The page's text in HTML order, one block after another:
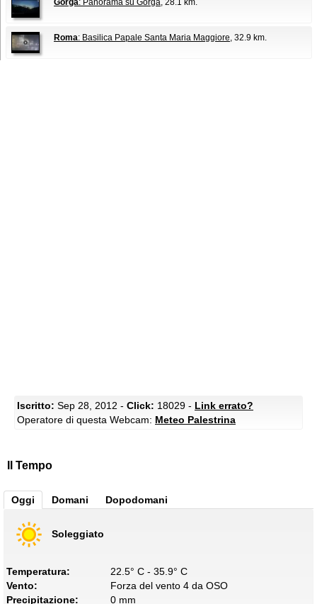
Gorga: Panorama su Gorga, 28.1 km.
Roma: Basilica Papale Santa Maria Maggiore, 32.9 km.
Iscritto: Sep 28, 2012 - Click: 18029 - Link errato?
Operatore di questa Webcam: Meteo Palestrina
Il Tempo
Oggi Domani Dopodomani
Soleggiato
Temperatura:
22.5° C - 35.9° C
Vento:
Forza del vento 4 da OSO
Precipitazione:
0 mm